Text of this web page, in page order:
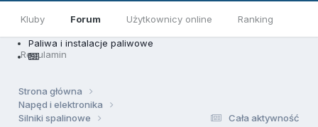
Kluby Forum Użytkownicy online Ranking
Regulamin
Paliwa i instalacje paliwowe
Cała aktywność
Strona główna
Napęd i elektronika
Silniki spalinowe